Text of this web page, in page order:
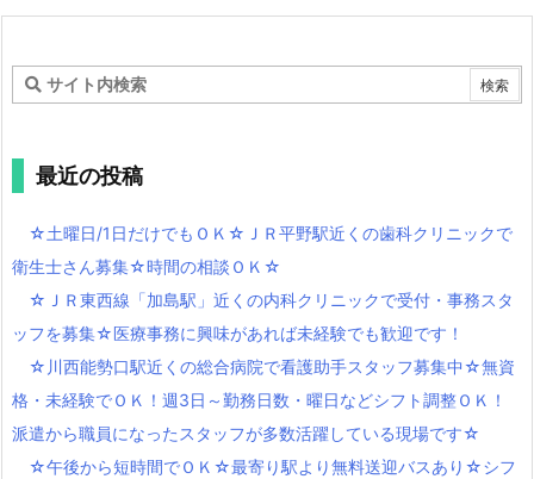
最近の投稿
☆土曜日/1日だけでもＯＫ☆ＪＲ平野駅近くの歯科クリニックで
衛生士さん募集☆時間の相談ＯＫ☆
☆ＪＲ東西線「加島駅」近くの内科クリニックで受付・事務スタ
ッフを募集☆医療事務に興味があれば未経験でも歓迎です！
☆川西能勢口駅近くの総合病院で看護助手スタッフ募集中☆無資
格・未経験でＯＫ！週3日～勤務日数・曜日などシフト調整ＯＫ！
派遣から職員になったスタッフが多数活躍している現場です☆
☆午後から短時間でＯＫ☆最寄り駅より無料送迎バスあり☆シフ